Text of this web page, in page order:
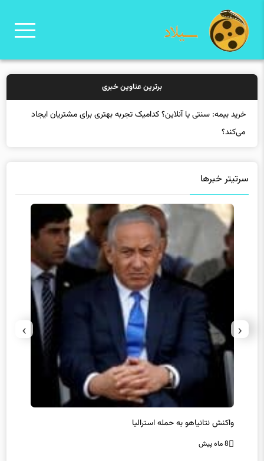
برترین عناوین خبری
خرید بیمه: سنتی یا آنلاین؟ کدامیک تجربه بهتری برای مشتریان ایجاد
می‌کند؟
سرتیتر خبرها
حماس ترور فرمانده ارشد القسام را تایید کرد
8 ماه پیش
‹
›